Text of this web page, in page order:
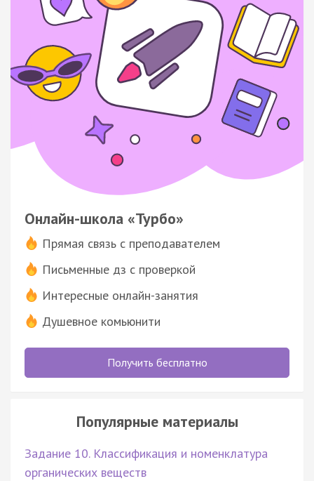
Онлайн-школа «Турбо»
Прямая связь с преподавателем
Письменные дз с проверкой
Интересные онлайн-занятия
Душевное комьюнити
Получить бесплатно
Популярные материалы
Задание 10. Классификация и номенклатура
органических веществ